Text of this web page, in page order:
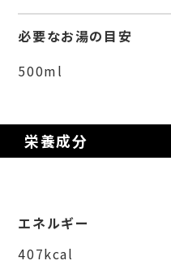
必要なお湯の目安
500ml
栄養成分
エネルギー
407kcal